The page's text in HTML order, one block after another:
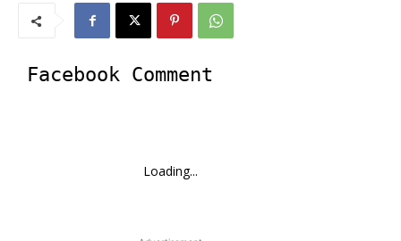
Facebook Comment
Loading...